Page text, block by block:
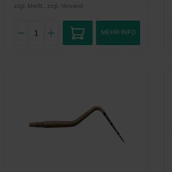
zzgl. MwSt., zzgl. Versand
MEHR INFO